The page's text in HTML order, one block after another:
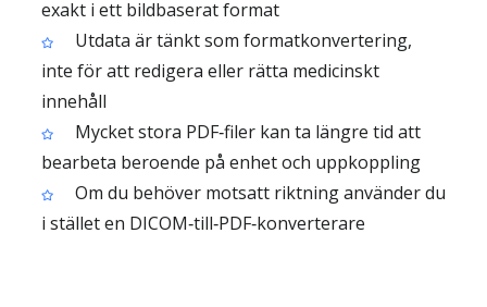
exakt i ett bildbaserat format
Utdata är tänkt som formatkonvertering,
inte för att redigera eller rätta medicinskt
innehåll
Mycket stora PDF‑filer kan ta längre tid att
bearbeta beroende på enhet och uppkoppling
Om du behöver motsatt riktning använder du
i stället en DICOM‑till‑PDF‑konverterare